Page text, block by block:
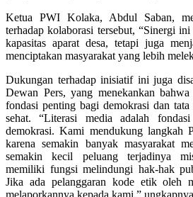
Ketua PWI Kolaka, Abdul Saban,
terhadap kolaborasi tersebut, “Sinergi
kapasitas aparat desa, tetapi juga
menciptakan masyarakat yang lebih
Dukungan terhadap inisiatif ini juga
Dewan Pers, yang menekankan
fondasi penting bagi demokrasi dan
sehat. “Literasi media adalah
demokrasi. Kami mendukung langkah
karena semakin banyak masyarakat
semakin kecil peluang terjadinya
memiliki fungsi melindungi hak-hak
Jika ada pelanggaran kode etik oleh
melaporkannya kepada kami,”